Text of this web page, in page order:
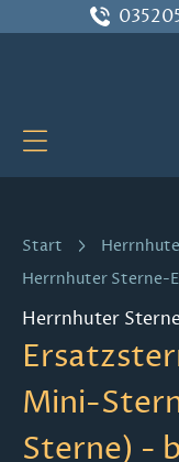
Zum Hauptinhalt
Start
Herrnhuter Sterne-
Herrnhuter
Mini-
Sterne) -